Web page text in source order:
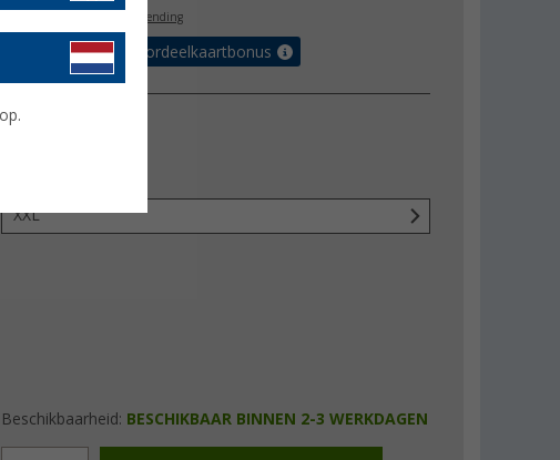
gratis verzending
Verzeker tot 5% voordeelkaartbonus
Kleur
XXL
Beschikbaarheid: BESCHIKBAAR BINNEN 2-3 WERKDAGEN